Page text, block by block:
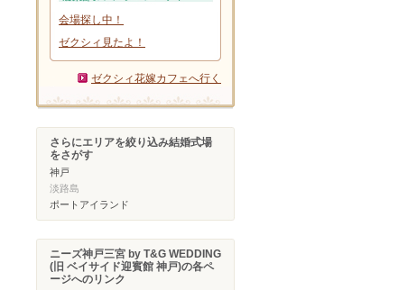
会場探し中！
ゼクシィ見たよ！
ゼクシィ花嫁カフェへ行く
さらにエリアを絞り込み結婚式場
をさがす
神戸
淡路島
ポートアイランド
ニーズ神戸三宮 by T&G WEDDING
(旧 ベイサイド迎賓館 神戸)の各ペ
ージへのリンク